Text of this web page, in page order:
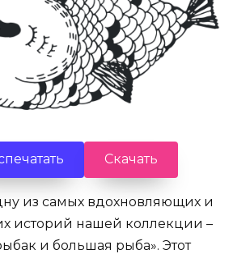
Скачать
из самых вдохновляющих и
историй нашей коллекции –
и большая рыба». Этот